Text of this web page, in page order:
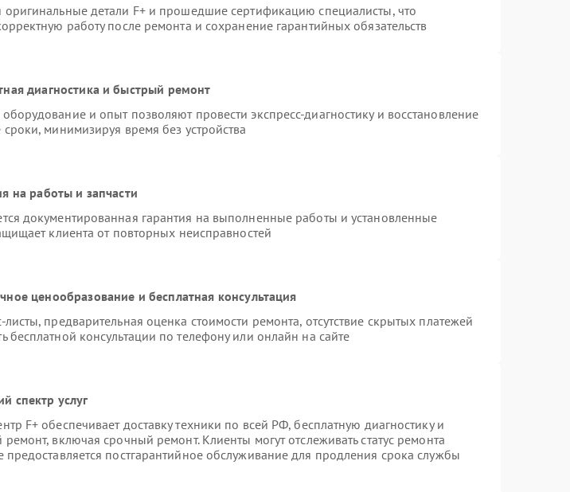
оригинальные детали F+ и прошедшие сертификацию специалисты, что
работу после ремонта и сохранение гарантийных обязательств
диагностика и быстрый ремонт
и опыт позволяют провести экспресс-диагностику и восстановление
минимизируя время без устройства
на работы и запчасти
документированная гарантия на выполненные работы и установленные
клиента от повторных неисправностей
ценообразование и бесплатная консультация
предварительная оценка стоимости ремонта, отсутствие скрытых платежей
бесплатной консультации по телефону или онлайн на сайте
спектр услуг
F+ обеспечивает доставку техники по всей РФ, бесплатную диагностику и
ремонт, включая срочный ремонт. Клиенты могут отслеживать статус ремонта
предоставляется постгарантийное обслуживание для продления срока службы